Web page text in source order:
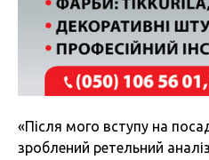
«Після мого вступу на
зроблений ретельний